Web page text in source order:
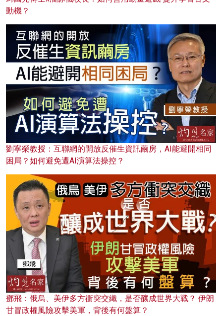
動機？
劉寧榮教授：互聯網的開放反催生資訊繭房，AI能避開相同
困局？如何避免遭AI演算法操控？
鄧飛：俄烏、美伊多方衝突交織，是否釀成世界大戰？ 伊朗
甘冒政權風險攻擊美軍，背後有何盤算？